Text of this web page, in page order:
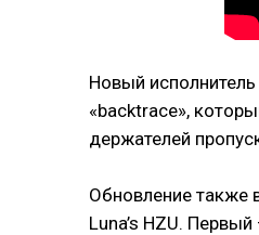
Новый
«backtrace»,
держателей
Обновление также
Luna’s HZU.